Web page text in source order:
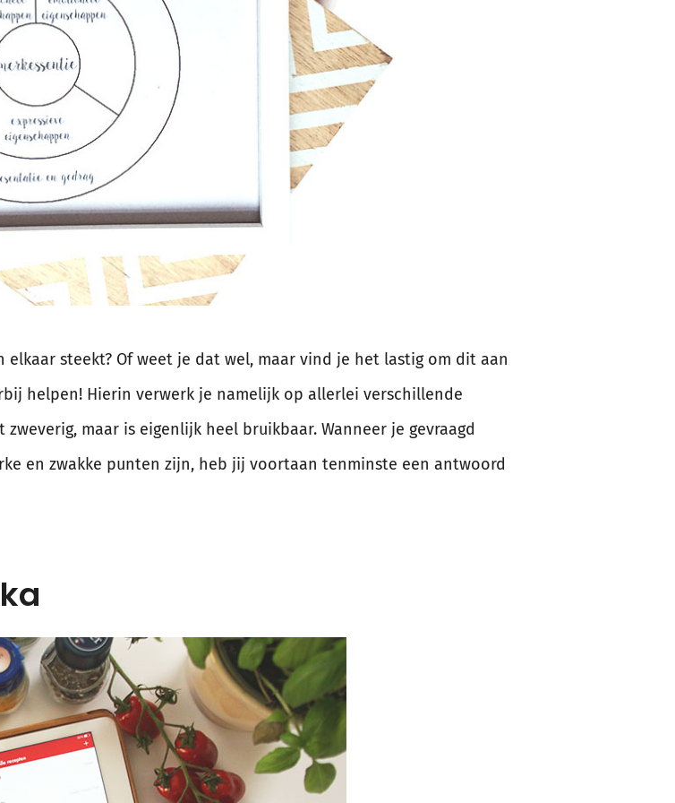
steekt? Of weet je dat wel, maar vind je het lastig om dit aan
helpen! Hierin verwerk je namelijk op allerlei verschillende
maar is eigenlijk heel bruikbaar. Wanneer je gevraagd
en zwakke punten zijn, heb jij voortaan tenminste een antwoord